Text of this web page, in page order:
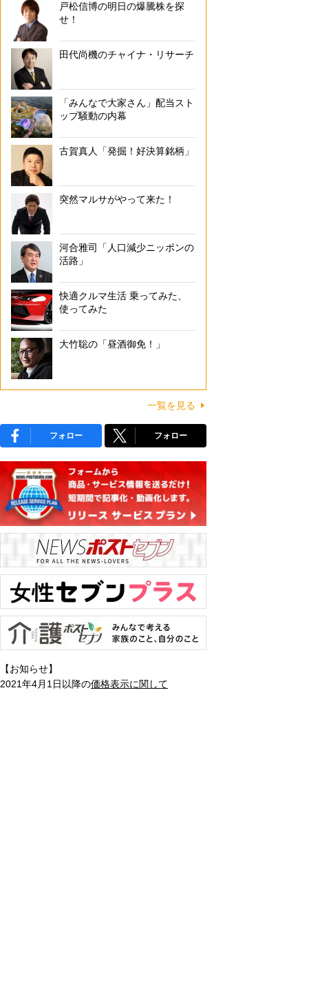
戸松信博の明日の爆騰株を探
せ！
田代尚機のチャイナ・リサーチ
「みんなで大家さん」配当スト
ップ騒動の内幕
古賀真人「発掘！好決算銘柄」
突然マルサがやって来た！
河合雅司「人口減少ニッポンの
活路」
快適クルマ生活 乗ってみた、
使ってみた
大竹聡の「昼酒御免！」
一覧を見る
フォロー フォロー
【お知らせ】
2021年4月1日以降の価格表示に関して